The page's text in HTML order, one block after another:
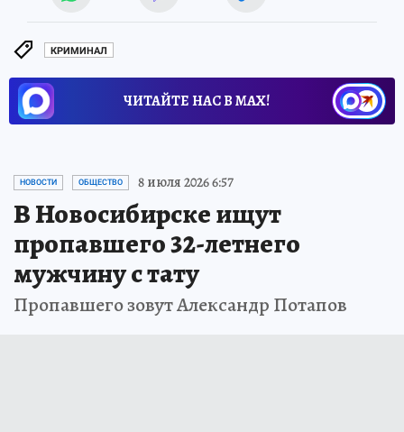
КРИМИНАЛ
ЧИТАЙТЕ НАС В МАХ!
НОВОСТИ ОБЩЕСТВО 8 июля 2026 6:57
В Новосибирске ищут
пропавшего 32-летнего
мужчину с тату
Пропавшего зовут Александр Потапов